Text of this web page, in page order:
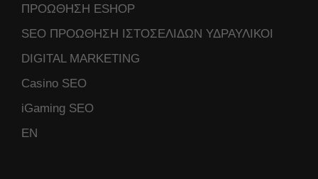
ΠΡΟΩΘΗΣΗ ESHOP
SEO ΠΡΟΩΘΗΣΗ ΙΣΤΟΣΕΛΙΔΩΝ ΥΔΡΑΥΛΙΚΟΙ
DIGITAL MARKETING
Casino SEO
iGaming SEO
ΕΝ